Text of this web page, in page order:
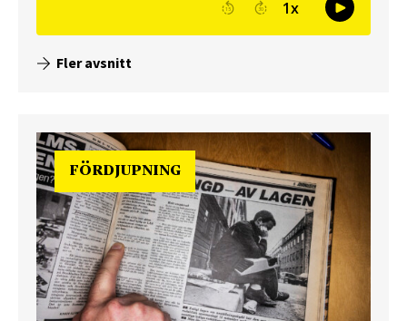
Fler avsnitt
FÖRDJUPNING